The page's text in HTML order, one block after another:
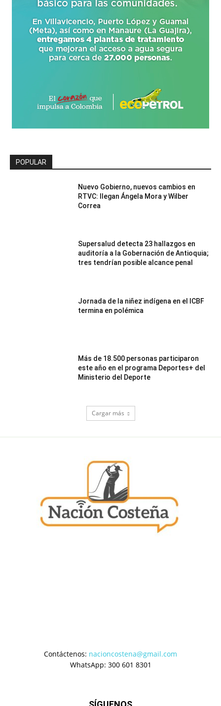
POPULAR
Nuevo Gobierno, nuevos cambios en
RTVC: llegan Ángela Mora y Wilber
Correa
Supersalud detecta 23 hallazgos en
auditoría a la Gobernación de Antioquia;
tres tendrían posible alcance penal
Jornada de la niñez indígena en el ICBF
termina en polémica
Más de 18.500 personas participaron
este año en el programa Deportes+ del
Ministerio del Deporte
Cargar más
Contáctenos: nacioncostena@gmail.com
WhatsApp: 300 601 8301